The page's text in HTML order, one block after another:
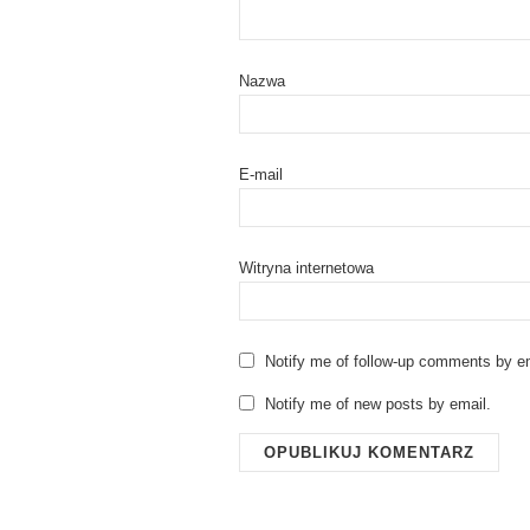
Nazwa
E-mail
Witryna internetowa
Notify me of follow-up comments by
Notify me of new posts by email.